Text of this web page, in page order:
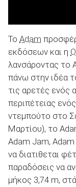
ΑΝΑΖΗΤΗΣΗ
Το Adam
εκδόσεων και η
λανσάροντας το
πάνω στην ιδέα
τις αρετές ενός
περιπέτειας
ντεμπούτο στο
Μαρτίου), το
Adam Jam, Adam
να διατιθεται
παραδόσεις να
μήκος 3,74 m,